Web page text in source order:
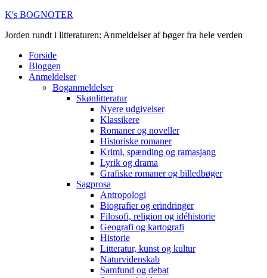
K's BOGNOTER
Jorden rundt i litteraturen: Anmeldelser af bøger fra hele verden
Forside
Bloggen
Anmeldelser
Boganmeldelser
Skønlitteratur
Nyere udgivelser
Klassikere
Romaner og noveller
Historiske romaner
Krimi, spænding og ramasjang
Lyrik og drama
Grafiske romaner og billedbøger
Sagprosa
Antropologi
Biografier og erindringer
Filosofi, religion og idéhistorie
Geografi og kartografi
Historie
Litteratur, kunst og kultur
Naturvidenskab
Samfund og debat